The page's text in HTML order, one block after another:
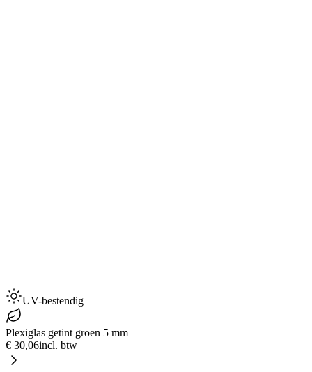
UV-bestendig
Plexiglas getint groen 5 mm
€ 30,06incl. btw